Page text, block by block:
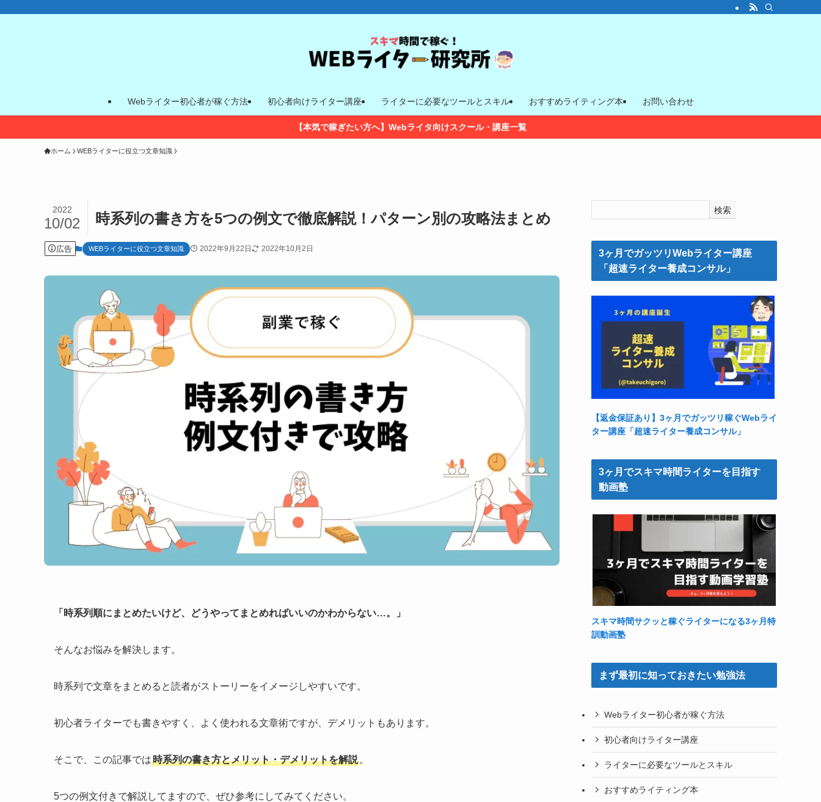
Webライター初心者が稼ぐ方法 初心者向けライター講座 ライターに必要なツールとスキル おすすめライティング本 お問い合わせ
【本気で稼ぎたい方へ】Webライタ向けスクール・講座一覧
ホーム WEBライターに役立つ文章知識
時系列の書き方を5つの例文で徹底解説！パターン別の攻略法まとめ
2022
10/02
広告 WEBライターに役立つ文章知識 2022年9月22日 2022年10月2日
「時系列順にまとめたいけど、どうやってまとめればいいのかわからない…。」
そんなお悩みを解決します。
時系列で文章をまとめると読者がストーリーをイメージしやすいです。
初心者ライターでも書きやすく、よく使われる文章術ですが、デメリットもあります。
そこで、この記事では時系列の書き方とメリット・デメリットを解説 。
5つの例文付きで解説してますので、ぜひ参考にしてみてください。
検索
3ヶ月でガッツリWebライター講座
「超速ライター養成コンサル」
【返金保証あり】3ヶ月でガッツリ稼ぐWebライ
ター講座「超速ライター養成コンサル」
3ヶ月でスキマ時間ライターを目指す
動画塾
スキマ時間サクッと稼ぐライターになる3ヶ月特
訓動画塾
まず最初に知っておきたい勉強法
Webライター初心者が稼ぐ方法
初心者向けライター講座
ライターに必要なツールとスキル
おすすめライティング本